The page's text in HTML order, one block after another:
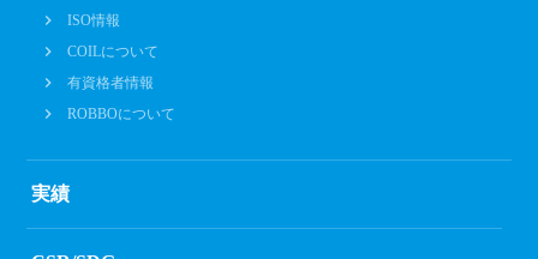
ISO情報
COILについて
有資格者情報
ROBBOについて
実績